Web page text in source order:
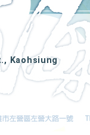
Kaohsiung